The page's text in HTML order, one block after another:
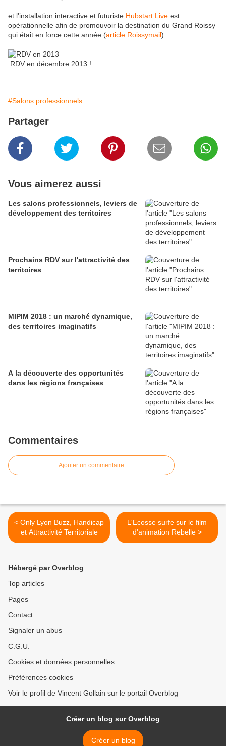
et l'installation interactive et futuriste Hubstart Live est
opérationnelle afin de promouvoir la destination du Grand Roissy
qui était en force cette année (article Roissymail).
RDV en décembre 2013 !
#Salons professionnels
Partager
Vous aimerez aussi
Les salons professionnels, leviers de
développement des territoires
Prochains RDV sur l'attractivité des
territoires
MIPIM 2018 : un marché dynamique,
des territoires imaginatifs
A la découverte des opportunités
dans les régions françaises
Commentaires
Ajouter un commentaire
< Only Lyon Buzz, Handicap
et Attractivité Territoriale
L'Ecosse surfe sur le film
d'animation Rebelle >
Hébergé par Overblog
Top articles
Pages
Contact
Signaler un abus
C.G.U.
Cookies et données personnelles
Préférences cookies
Voir le profil de Vincent Gollain sur le portail Overblog
Créer un blog sur Overblog
Créer un blog